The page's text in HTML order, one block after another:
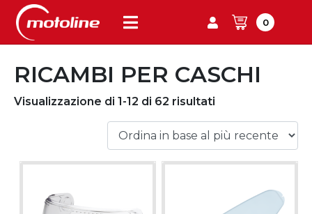
0
RICAMBI PER CASCHI
Visualizzazione di 1-12 di 62 risultati